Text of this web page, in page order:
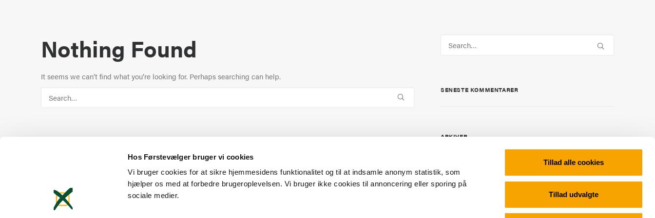
Hos Førstevælger bruger vi cookies
Vi bruger cookies for at sikre hjemmesidens funktionalitet og til at indsamle anonym statistik, som
hjælper os med at forbedre brugeroplevelsen. Vi bruger ikke cookies til annoncering eller sporing på
sociale medier.
Tillad alle cookies
Tillad udvalgte
Nothing Found
It seems we can’t find what you’re looking for. Perhaps searching can help.
SENESTE KOMMENTARER
ARKIVER
KATEGORIER